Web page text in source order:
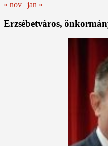
« nov
jan »
Erzsébetváros,